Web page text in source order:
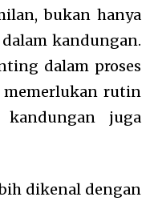
bukan hanya
kandungan.
dalam proses
memerlukan rutin
juga
dikenal dengan